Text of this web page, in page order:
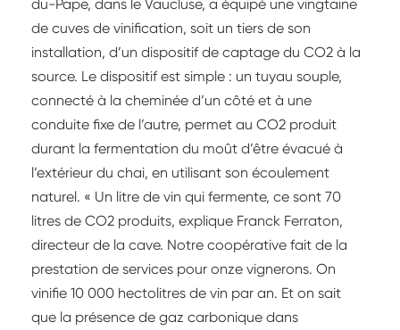
du-Pape, dans le Vaucluse, a équipé une vingtaine
de cuves de vinification, soit un tiers de son
installation, d’un dispositif de captage du CO2 à la
source. Le dispositif est simple : un tuyau souple,
connecté à la cheminée d’un côté et à une
conduite fixe de l’autre, permet au CO2 produit
durant la fermentation du moût d’être évacué à
l’extérieur du chai, en utilisant son écoulement
naturel. « Un litre de vin qui fermente, ce sont 70
litres de CO2 produits, explique Franck Ferraton,
directeur de la cave. Notre coopérative fait de la
prestation de services pour onze vignerons. On
vinifie 10 000 hectolitres de vin par an. Et on sait
que la présence de gaz carbonique dans